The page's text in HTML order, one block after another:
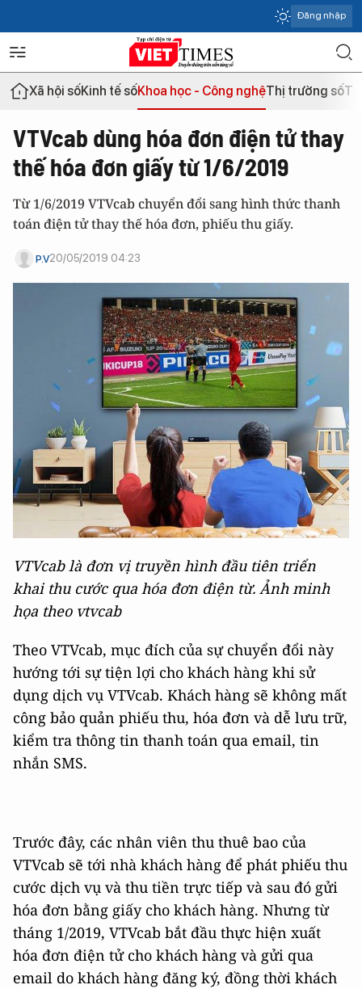
Đăng nhập
Xã hội sốKinh tế sốKhoa học - Công nghệThị trường số
VTVcab dùng hóa đơn điện tử thay
thế hóa đơn giấy từ 1/6/2019
Từ 1/6/2019 VTVcab chuyển đổi sang hình thức thanh
toán điện tử thay thế hóa đơn, phiếu thu giấy.
P.V20/05/2019 04:23
VTVcab là đơn vị truyền hình đầu tiên triển
khai thu cước qua hóa đơn điện từ. Ảnh minh
họa theo vtvcab
Theo VTVcab, mục đích của sự chuyển đổi này
hướng tới sự tiện lợi cho khách hàng khi sử
dụng dịch vụ VTVcab. Khách hàng sẽ không mất
công bảo quản phiếu thu, hóa đơn và dễ lưu trữ,
kiểm tra thông tin thanh toán qua email, tin
nhắn SMS.
Trước đây, các nhân viên thu thuê bao của
VTVcab sẽ tới nhà khách hàng để phát phiếu thu
cước dịch vụ và thu tiền trực tiếp và sau đó gửi
hóa đơn bằng giấy cho khách hàng. Nhưng từ
tháng 1/2019, VTVcab bắt đầu thực hiện xuất
hóa đơn điện tử cho khách hàng và gửi qua
email do khách hàng đăng ký, đồng thời khách